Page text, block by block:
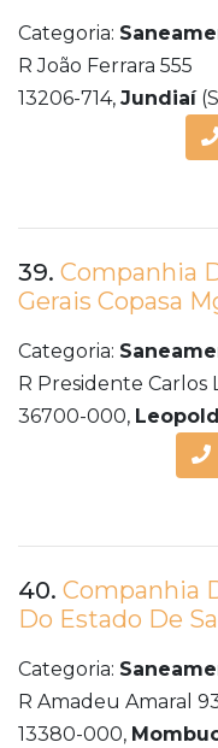
Categoria:
R João Ferrara 555
13206-714, Jundiaí
39. Companhia
Gerais Copasa
Categoria:
R Presidente Carlos
36700-000,
40. Companhia
Do Estado De
Categoria:
R Amadeu Amaral
13380-000,